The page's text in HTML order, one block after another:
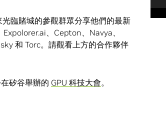
臨賭城的參觀群眾分享他們的最新
、Cepton、Navya、
和 Torc。請觀看上方的合作夥伴
矽谷舉辦的 GPU 科技大會。